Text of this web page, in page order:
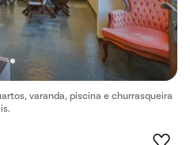
varanda, piscina e churrasqueira